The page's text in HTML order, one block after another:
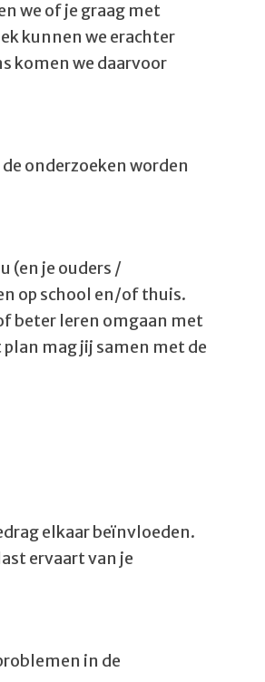
we of je graag met
kunnen we erachter
komen we daarvoor
onderzoeken worden
(en je ouders /
op school en/of thuis.
beter leren omgaan met
mag jij samen met de
elkaar beïnvloeden.
ervaart van je
in de